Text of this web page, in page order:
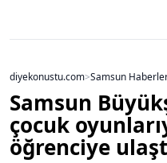
diyekonustu.com>Samsun
Samsun
çocuk
öğrenciye